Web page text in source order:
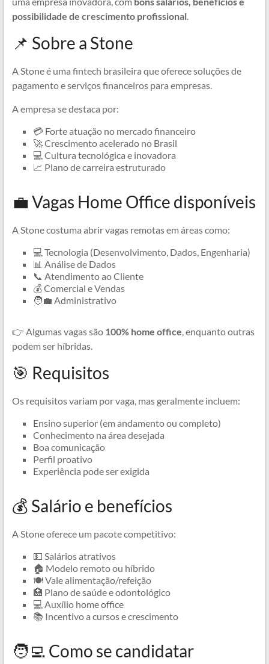
r
possibilidade de crescimento profissional.
📌 Sobre a Stone
A Stone é uma fintech brasileira que oferece soluções de
pagamento e serviços financeiros para empresas.
A empresa se destaca por:
💳 Forte atuação no mercado financeiro
🚀 Crescimento acelerado no Brasil
💻 Cultura tecnológica e inovadora
📈 Plano de carreira estruturado
💼 Vagas Home Office disponíveis
A Stone costuma abrir vagas remotas em áreas como:
💻 Tecnologia (Desenvolvimento, Dados, Engenharia)
📊 Análise de Dados
📞 Atendimento ao Cliente
💰 Comercial e Vendas
🧑‍💼 Administrativo
👉 Algumas vagas são 100% home office, enquanto outras
podem ser híbridas.
🎯 Requisitos
Os requisitos variam por vaga, mas geralmente incluem:
Ensino superior (em andamento ou completo)
Conhecimento na área desejada
Boa comunicação
Perfil proativo
Experiência pode ser exigida
💰 Salário e benefícios
A Stone oferece um pacote competitivo:
💵 Salários atrativos
🏠 Modelo remoto ou híbrido
🍽 Vale alimentação/refeição
🏥 Plano de saúde e odontológico
💻 Auxílio home office
📚 Incentivo a cursos e crescimento
🧑‍💻 Como se candidatar